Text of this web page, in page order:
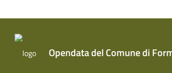
Opendata del Comune di